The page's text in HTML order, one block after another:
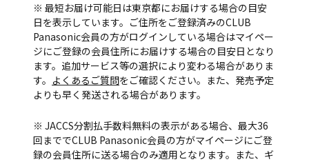
※ 最短お届け可能日は東京都にお届けする場合の目安
日を表示しています。ご住所をご登録済みのCLUB
Panasonic会員の方がログインしている場合はマイペー
ジにご登録の会員住所にお届けする場合の目安日となり
ます。追加サービス等の選択により変わる場合がありま
す。 よくあるご質問をご確認ください。また、発売予定
よりも早く発送される場合があります。
※ JACCS分割払手数料無料の表示がある場合、最大36
回まででCLUB Panasonic会員の方がマイページにご登
録の会員住所に送る場合のみ適用となります。また、ギ